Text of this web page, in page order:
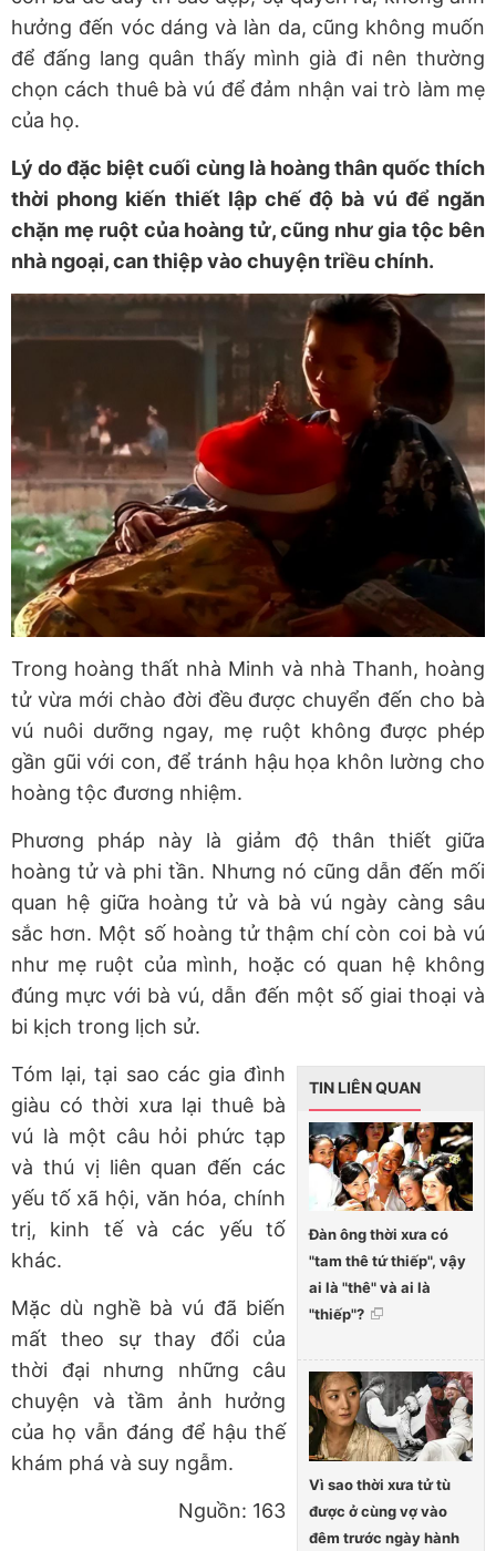
hưởng đến vóc dáng và làn da, cũng không muốn
để đấng lang quân thấy mình già đi nên thường
chọn cách thuê bà vú để đảm nhận vai trò làm mẹ
của họ.
Lý do đặc biệt cuối cùng là hoàng thân quốc thích
thời phong kiến thiết lập chế độ bà vú để ngăn
chặn mẹ ruột của hoàng tử, cũng như gia tộc bên
nhà ngoại, can thiệp vào chuyện triều chính.
Trong hoàng thất nhà Minh và nhà Thanh, hoàng
tử vừa mới chào đời đều được chuyển đến cho bà
vú nuôi dưỡng ngay, mẹ ruột không được phép
gần gũi với con, để tránh hậu họa khôn lường cho
hoàng tộc đương nhiệm.
Phương pháp này là giảm độ thân thiết giữa
hoàng tử và phi tần. Nhưng nó cũng dẫn đến mối
quan hệ giữa hoàng tử và bà vú ngày càng sâu
sắc hơn. Một số hoàng tử thậm chí còn coi bà vú
như mẹ ruột của mình, hoặc có quan hệ không
đúng mực với bà vú, dẫn đến một số giai thoại và
bi kịch trong lịch sử.
TIN LIÊN QUAN
Đàn ông thời xưa có
"tam thê tứ thiếp", vậy
ai là "thê" và ai là
"thiếp"?
Vì sao thời xưa tử tù
được ở cùng vợ vào
đêm trước ngày hành
Tóm lại, tại sao các gia đình
giàu có thời xưa lại thuê bà
vú là một câu hỏi phức tạp
và thú vị liên quan đến các
yếu tố xã hội, văn hóa, chính
trị, kinh tế và các yếu tố
khác.
Mặc dù nghề bà vú đã biến
mất theo sự thay đổi của
thời đại nhưng những câu
chuyện và tầm ảnh hưởng
của họ vẫn đáng để hậu thế
khám phá và suy ngẫm.
Nguồn: 163